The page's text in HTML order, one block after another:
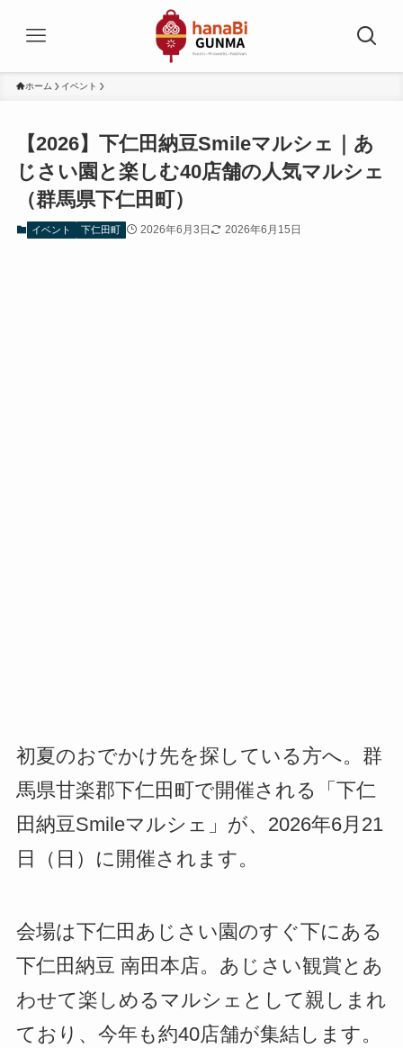
ホーム イベント
【2026】下仁田納豆Smileマルシェ｜あ
じさい園と楽しむ40店舗の人気マルシェ
（群馬県下仁田町）
イベント 下仁田町 2026年6月3日 2026年6月15日
初夏のおでかけ先を探している方へ。群
馬県甘楽郡下仁田町で開催される「下仁
田納豆Smileマルシェ」が、2026年6月21
日（日）に開催されます。
会場は下仁田あじさい園のすぐ下にある
下仁田納豆 南田本店。あじさい観賞とあ
わせて楽しめるマルシェとして親しまれ
ており、今年も約40店舗が集結します。